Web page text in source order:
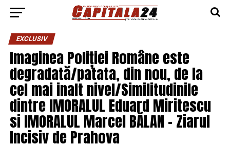
EXCLUSIV
Imaginea Poliției Române este
degradată/patata, din nou, de la
cel mai inalt nivel/Similitudinile
dintre IMORALUL Eduard Miritescu
si IMORALUL Marcel BĂLAN – Ziarul
Incisiv de Prahova